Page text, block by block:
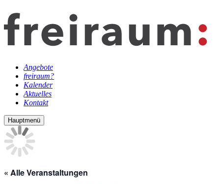
Angebote
freiraum?
Kalender
Aktuelles
Kontakt
Hauptmenü
« Alle Veranstaltungen